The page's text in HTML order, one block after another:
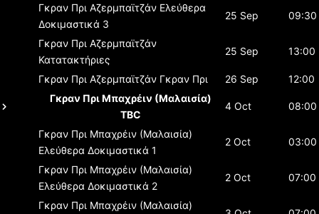
Γκραν Πρι Αζερμπαϊτζάν Ελεύθερα
Δοκιμαστικά 3
25 Sep 09:30
Γκραν Πρι Αζερμπαϊτζάν
Κατατακτήριες
25 Sep 13:00
Γκραν Πρι Αζερμπαϊτζάν Γκραν Πρι 26 Sep
12:00
Γκραν Πρι Μπαχρέιν (Μαλαισία)
TBC
4 Oct 08:00
Γκραν Πρι Μπαχρέιν (Μαλαισία)
Ελεύθερα Δοκιμαστικά 1
2 Oct 03:00
Γκραν Πρι Μπαχρέιν (Μαλαισία)
Ελεύθερα Δοκιμαστικά 2
2 Oct 07:00
Γκραν Πρι Μπαχρέιν (Μαλαισία)